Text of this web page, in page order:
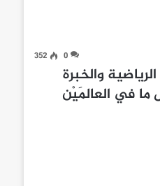
0
352
والخبرة
ما في العالمَيْن